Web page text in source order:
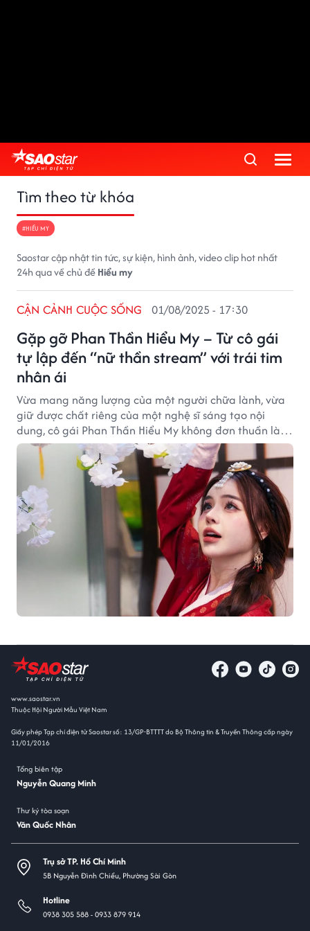
Tìm theo từ khóa
#HIỂU MY
Saostar cập nhật tin tức, sự kiện, hình ảnh, video clip hot nhất
24h qua về chủ đềHiểu my
Gặp gỡ Phan Thần Hiểu My – Từ cô gái
tự lập đến “nữ thần stream” với trái tim
nhân ái
CẬN CẢNH CUỘC SỐNG 01/08/2025 - 17:30
Vừa mang năng lượng của một người chữa lành, vừa
giữ được chất riêng của một nghệ sĩ sáng tạo nội
dung, cô gái Phan Thần Hiểu My không đơn thuần là
một Tarot Reader, mà là một hình mẫu truyền cảm
hứng rất khác biệt trong giới live Tik Tok hiện nay. Hãy
cùng trò chuyện và lắng nghe những chia sẻ thú vị
cùng chị Hiểu My nhé!
www.saostar.vn
Thuộc Hội Người Mẫu Việt Nam
Giấy phép Tạp chí điện tử Saostar số: 13/GP-BTTTT do Bộ Thông tin & Truyền Thông cấp ngày
11/01/2016
Tổng biên tập
Nguyễn Quang Minh
Thư ký tòa soạn
Văn Quốc Nhân
Trụ sở TP. Hồ Chí Minh
5B Nguyễn Đình Chiểu, Phường Sài Gòn
Hotline
0938 305 588 -0933 879 914